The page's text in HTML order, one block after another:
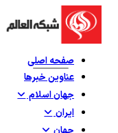
صفحه اصلی
عناوین خبرها
جهان اسلام
ایران